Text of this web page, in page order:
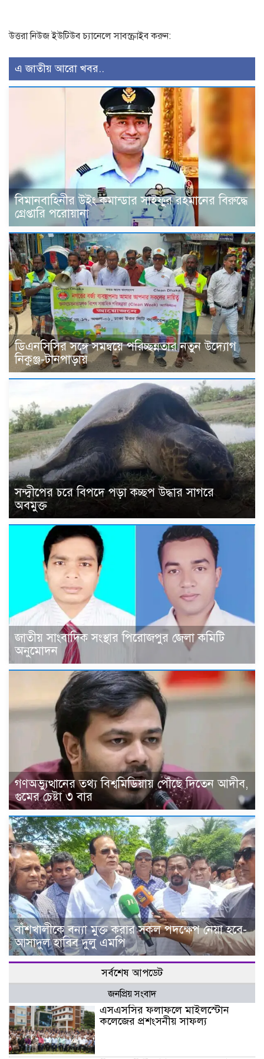
উত্তরা নিউজ ইউটিউব চ্যানেলে সাবস্ক্রাইব করুন:
এ জাতীয় আরো খবর..
বিমানবাহিনীর উইং কমান্ডার সাইফুর রহমানের বিরুদ্ধে
গ্রেপ্তারি পরোয়ানা
ডিএনসিসির সঙ্গে সমন্বয়ে পরিচ্ছন্নতার নতুন উদ্যোগ
নিকুঞ্জ-টানপাড়ায়
সন্দ্বীপের চরে বিপদে পড়া কচ্ছপ উদ্ধার সাগরে
অবমুক্ত
জাতীয় সাংবাদিক সংস্থার পিরোজপুর জেলা কমিটি
অনুমোদন
গণঅভ্যুত্থানের তথ্য বিশ্বমিডিয়ায় পৌঁছে দিতেন আদীব,
গুমের চেষ্টা ৩ বার
বাঁশখালীকে বন্যা মুক্ত করার সকল পদক্ষেপ নেয়া হবে-
আসাদুল হাবিব দুলু এমপি
সর্বশেষ আপডেট
জনপ্রিয় সংবাদ
এসএসসির ফলাফলে মাইলস্টোন
কলেজের প্রশংসনীয় সাফল্য